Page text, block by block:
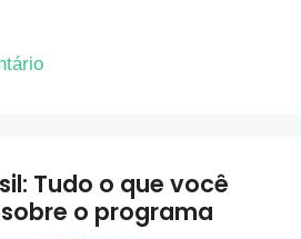
Tudo o que você
o programa